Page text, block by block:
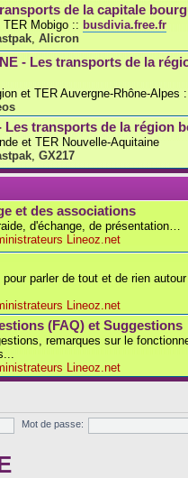
de la capitale
Mobigo :: busdivia.free.fr
Alicron
- Les transports de la
et TER Auvergne-Rhône-Alpes
Les transports de la région
et TER Nouvelle-Aquitaine
GX217
et des associations
d'échange, de présentation…
Lineoz.net
parler de tout et de rien
Lineoz.net
(FAQ) et Suggestions
remarques sur le
Lineoz.net
Mot de passe: